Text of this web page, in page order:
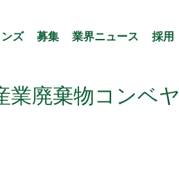
ズ 募集 業界ニュース 採用
業廃棄物コンベヤ